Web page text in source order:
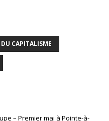
CAPITALISME
– Premier mai à Pointe-à-